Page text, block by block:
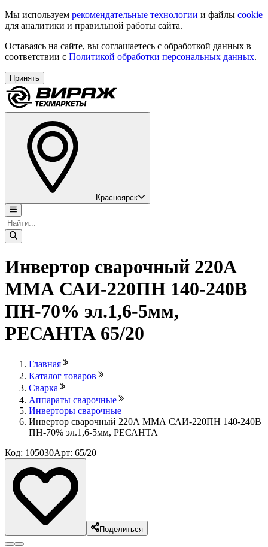
Мы используем рекомендательные технологии и файлы cookie
для аналитики и правильной работы сайта.
Оставаясь на сайте, вы соглашаетесь с обработкой данных в
соответствии с Политикой обработки персональных данных.
Принять
Красноярск
Инвертор сварочный 220А
ММА САИ-220ПН 140-240В
ПН-70% эл.1,6-5мм,
РЕСАНТА 65/20
Главная
Каталог товаров
Сварка
Аппараты сварочные
Инверторы сварочные
Инвертор сварочный 220А ММА САИ-220ПН 140-240В
ПН-70% эл.1,6-5мм, РЕСАНТА
Код: 105030Арт: 65/20
Поделиться